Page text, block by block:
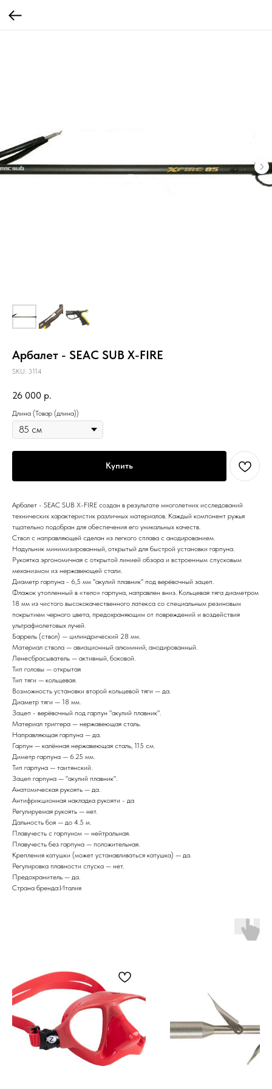
Арбалет - SEAC SUB X-FIRE
SKU: 3114
26 000 р.
Длина (Товар (длина))
Купить
Арбалет - SEAC SUB X-FIRE создан в результате многолетних исследований
технических характеристик различных материалов. Каждый компонент ружья
тщательно подобран для обеспечения его уникальных качеств.
Ствол с направляющей сделан из легкого сплава с анодированием.
Надульник минимизированный, открытый для быстрой установки гарпуна.
Рукоятка эргономичная с открытой линией обзора и встроенным спусковым
механизмом из нержавеющей стали.
Диаметр гарпуна - 6,5 мм "акулий плавник" под верёвочный зацеп.
Флажок утопленный в «тело» гарпуна, направлен вниз. Кольцевая тяга диаметром
18 мм из чистого высококачественного латекса со специальным резиновым
покрытием черного цвета, предохраняющим от повреждений и воздействия
ультрафиолетовых лучей.
Баррель (ствол) — цилиндрический 28 мм.
Материал ствола — авиационный алюминий, анодированный.
Ленесбрасыватель — активный, боковой.
Тип головы — открытая
Тип тяги — кольцевая.
Возможность установки второй кольцевой тяги — да.
Диаметр тяги — 18 мм.
Зацеп - верёвочный под гарпун "акулий плавник".
Материал триггера — нержавеющая сталь.
Направляющая гарпуна — да.
Гарпун — калённая нержавеющая сталь, 115 см.
Диметр гарпуна — 6.25 мм.
Тип гарпуна — таитянский.
Зацеп гарпуна — "акулий плавник".
Анатомическая рукоять — да.
Антифрикционная накладка рукояти - да
Регулируемая рукоять — нет.
Дальность боя — до 4.5 м.
Плавучесть с гарпуном — нейтральная.
Плавучесть без гарпуна — положительная.
Крепления катушки (может устанавливаться катушка) — да.
Регулировка плавности спуска — нет.
Предохранитель — да.
Страна бренда:Италия